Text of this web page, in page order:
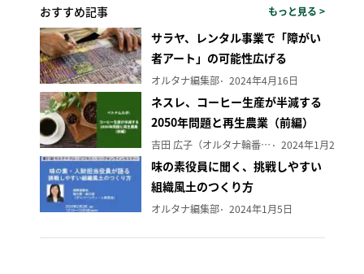
おすすめ記事 もっと見る >
サラヤ、レンタル事業で「障がい
者アート」の可能性広げる
オルタナ編集部 2024年4月16日
ネスレ、コーヒー生産が半減する
2050年問題と再生農業（前編）
吉田 広子（オルタナ輪番編集長） 2024年1月29日
味の素役員に聞く、挑戦しやすい
組織風土のつくり方
オルタナ編集部 2024年1月5日